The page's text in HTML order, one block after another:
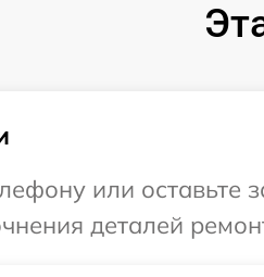
или оставьте
деталей